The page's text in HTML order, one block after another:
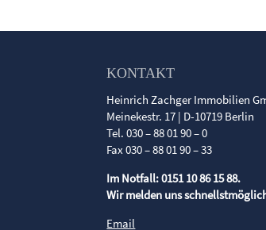
KONTAKT
Heinrich Zachger Immobilien
Meinekestr. 17 | D-10719 Berlin
Tel. 030 – 88 01 90 – 0
Fax 030 – 88 01 90 – 33
Im Notfall: 0151 10 86 15 88.
Wir melden uns
Email